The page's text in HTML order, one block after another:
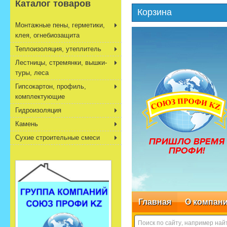
Корзина
Главная О
Каталог товаров
Монтажные пены, герметики,
клея, огнебиозащита
Теплоизоляция, утеплитель
Лестницы, стремянки, вышки-
туры, леса
Гипсокартон, профиль,
комплектующие
Гидроизоляция
Камень
Сухие строительные смеси